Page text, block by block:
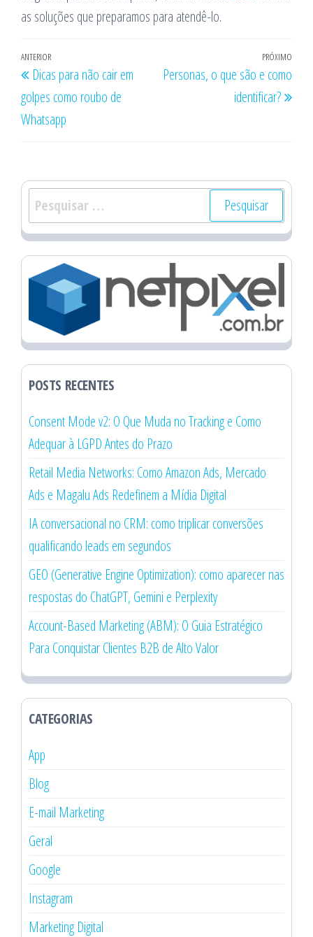
as soluções que preparamos para atendê-lo.
Navegação
de
Post
Post
anterior
ANTERIOR
Dicas para não cair em
golpes como roubo de
Whatsapp
PRÓXIMO
Personas, o que são e como
identificar?
Pesquisar
por:
POSTS RECENTES
Consent Mode v2: O Que Muda no Tracking e Como
Adequar à LGPD Antes do Prazo
Retail Media Networks: Como Amazon Ads, Mercado
Ads e Magalu Ads Redefinem a Mídia Digital
IA conversacional no CRM: como triplicar conversões
qualificando leads em segundos
GEO (Generative Engine Optimization): como aparecer nas
respostas do ChatGPT, Gemini e Perplexity
Account-Based Marketing (ABM): O Guia Estratégico
Para Conquistar Clientes B2B de Alto Valor
CATEGORIAS
App
Blog
E-mail Marketing
Geral
Google
Instagram
Marketing Digital